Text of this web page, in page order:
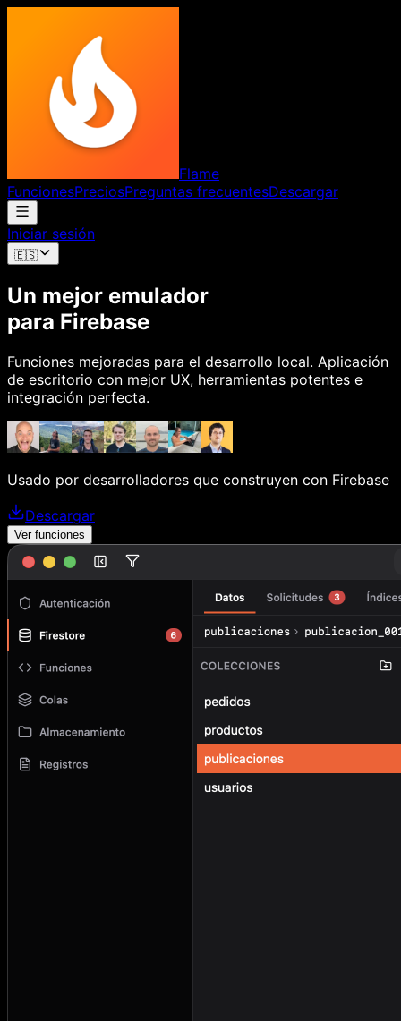
Flame
FuncionesPreciosPreguntas frecuentesDescargar
Iniciar sesión
🇪🇸
Un mejor emulador
para Firebase
Funciones mejoradas para el desarrollo local. Aplicación
de escritorio con mejor UX, herramientas potentes e
integración perfecta.
Usado por desarrolladores que construyen con Firebase
Descargar
Ver funciones